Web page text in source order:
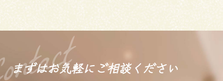
まずはお気軽にご相談ください